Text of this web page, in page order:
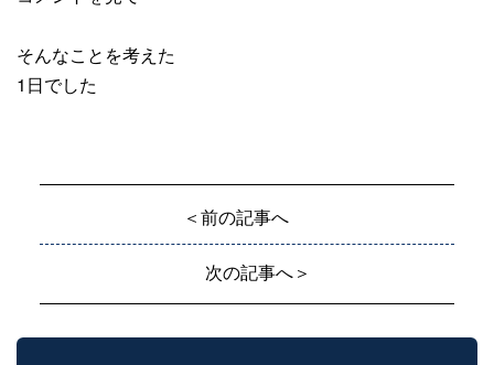
そんなことを考えた
1日でした
＜前の記事へ
次の記事へ＞